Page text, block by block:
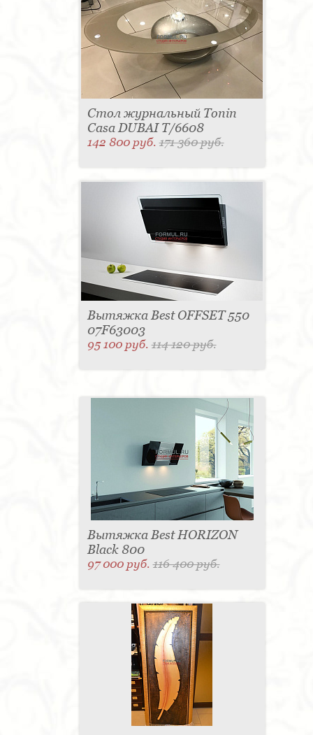
Стол журнальный Tonin
Casa DUBAI T/6608
142 800 руб.171 360 руб.
Вытяжка Best OFFSET 550
07F63003
95 100 руб.114 120 руб.
Вытяжка Best HORIZON
Black 800
97 000 руб.116 400 руб.